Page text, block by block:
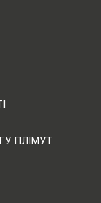
ПЛІМУТ